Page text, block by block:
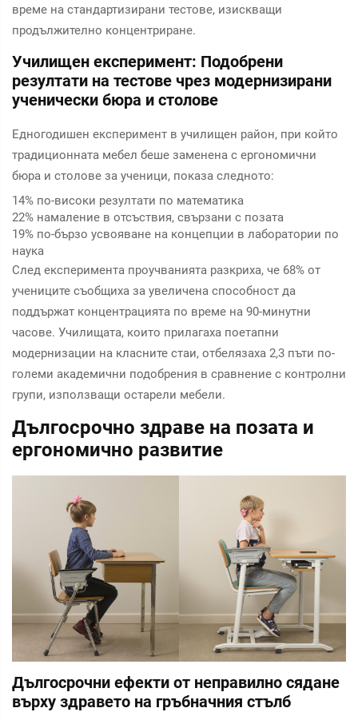
време на стандартизирани тестове, изискващи
продължително концентриране.
Училищен експеримент: Подобрени
резултати на тестове чрез модернизирани
ученически бюра и столове
Едногодишен експеримент в училищен район, при който
традиционната мебел беше заменена с ергономични
бюра и столове за ученици, показа следното:
14% по-високи резултати по математика
22% намаление в отсъствия, свързани с позата
19% по-бързо усвояване на концепции в лаборатории по
наука
След експеримента проучванията разкриха, че 68% от
учениците съобщиха за увеличена способност да
поддържат концентрацията по време на 90-минутни
часове. Училищата, които прилагаха поетапни
модернизации на класните стаи, отбелязаха 2,3 пъти по-
големи академични подобрения в сравнение с контролни
групи, използващи остарели мебели.
Дългосрочно здраве на позата и
ергономично развитие
Дългосрочни ефекти от неправилно сядане
върху здравето на гръбначния стълб